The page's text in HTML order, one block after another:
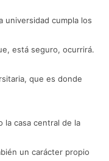
universidad cumpla los
está seguro, ocurrirá.
que es donde
la casa central de la
un carácter propio